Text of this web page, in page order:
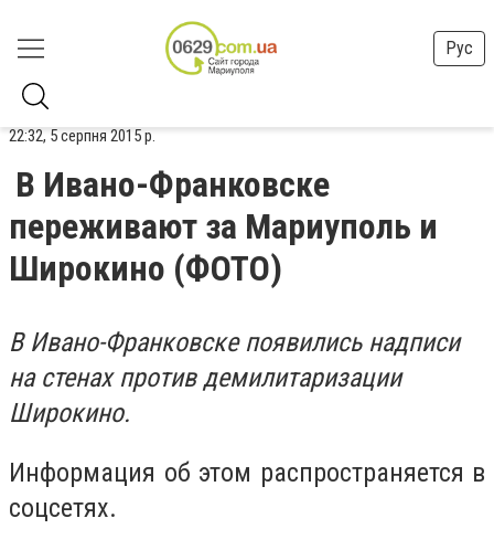
Рус
22:32, 5 серпня 2015 р.
В Ивано-Франковске
переживают за Мариуполь и
Широкино (ФОТО)
В Ивано-Франковске появились надписи
на стенах против демилитаризации
Широкино.
Информация об этом распространяется в
соцсетях.